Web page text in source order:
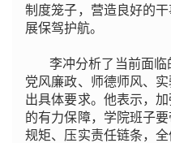
制度笼子，营造良好的
展保驾护航。
李冲分析了当前面
党风廉政、师德师风、
出具体要求。他表示，
的有力保障，学院班子
规矩、压实责任链条，